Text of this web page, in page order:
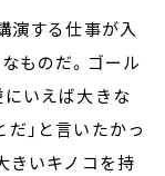
演する仕事が入
ものだ。ゴール
いえば大きな
」と言いたかっ
きいキノコを持